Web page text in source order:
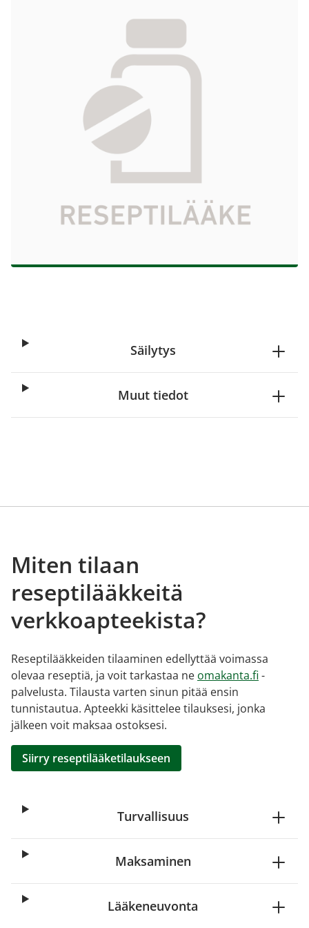
liuotin, liuosta varten 250 IU 250 IU + 4 ml,
siirtolaite Mix2Vial 1 kpl
539484
Vaikuttava aine
hyytymistekijä XIII
1 kpl
CSL Behring AB
Tarkista Kela-korvattavuus
Säilytys
Muut tiedot
Miten tilaan
reseptilääkkeitä
verkkoapteekista?
Reseptilääkkeiden tilaaminen edellyttää voimassa
olevaa reseptiä, ja voit tarkastaa ne omakanta.fi -
palvelusta. Tilausta varten sinun pitää ensin
tunnistautua. Apteekki käsittelee tilauksesi, jonka
jälkeen voit maksaa ostoksesi.
Siirry reseptilääketilaukseen
Turvallisuus
Maksaminen
Lääkeneuvonta